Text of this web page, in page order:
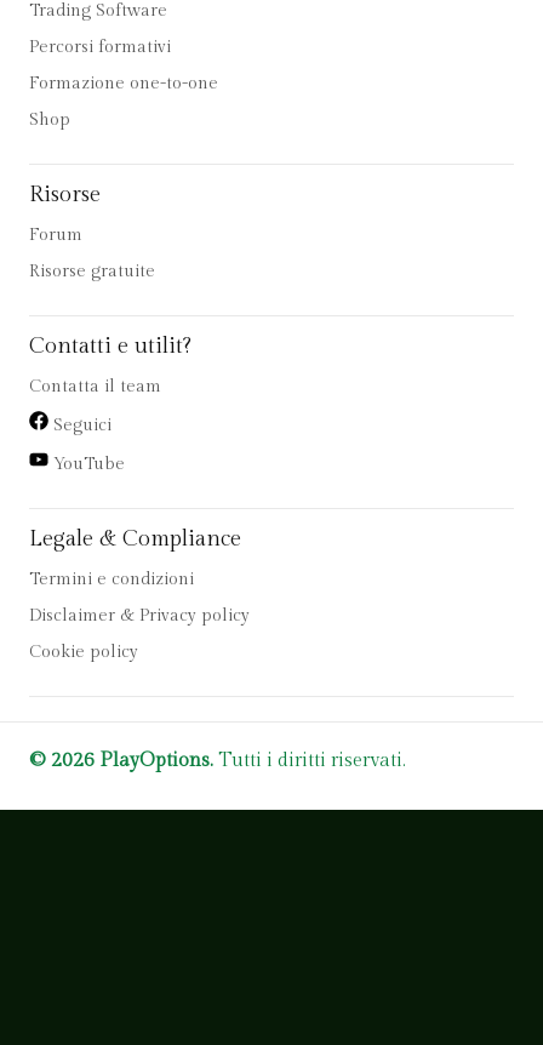
Trading Software
Percorsi formativi
Formazione one-to-one
Shop
Risorse
Forum
Risorse gratuite
Contatti e utilit?
Contatta il team
Seguici
YouTube
Legale & Compliance
Termini e condizioni
Disclaimer & Privacy policy
Cookie policy
© 2026 PlayOptions. Tutti i diritti riservati.